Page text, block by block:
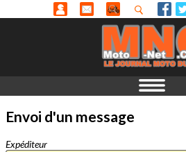
Envoi d'un message
Expéditeur